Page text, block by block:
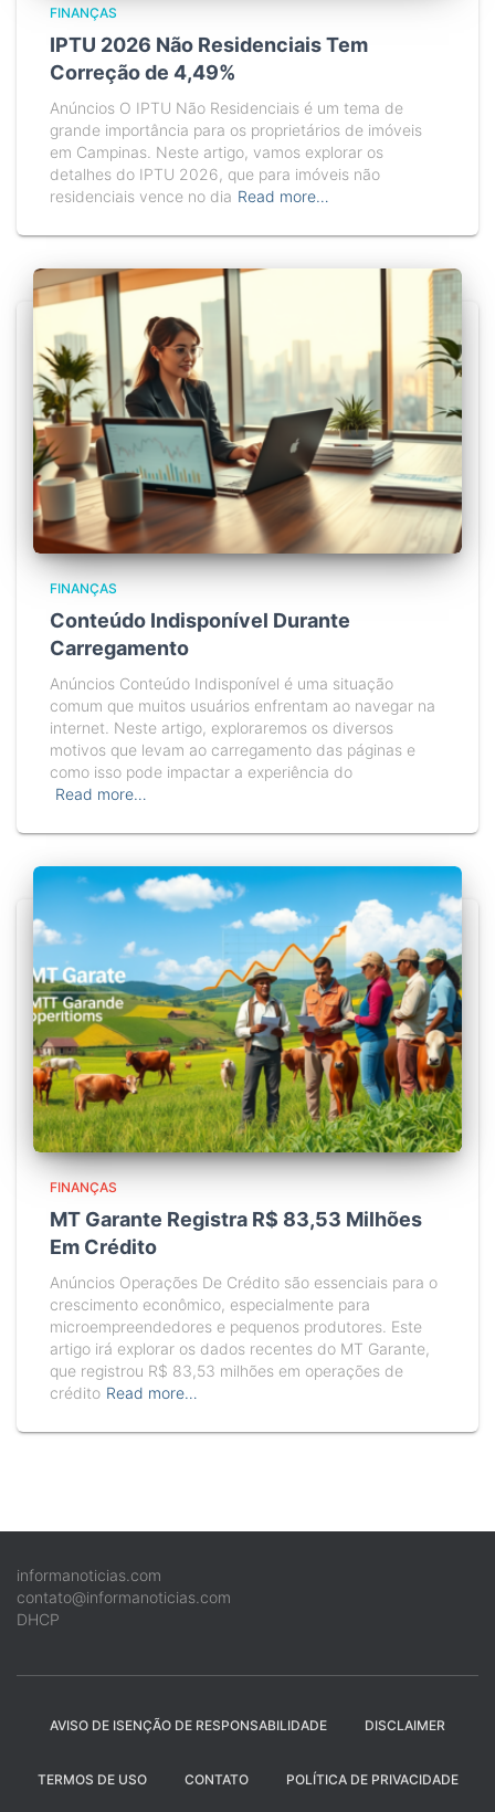
FINANÇAS
IPTU 2026 Não Residenciais Tem
Correção de 4,49%
Anúncios O IPTU Não Residenciais é um tema de
grande importância para os proprietários de imóveis
em Campinas. Neste artigo, vamos explorar os
detalhes do IPTU 2026, que para imóveis não
residenciais vence no dia Read more…
FINANÇAS
Conteúdo Indisponível Durante
Carregamento
Anúncios Conteúdo Indisponível é uma situação
comum que muitos usuários enfrentam ao navegar na
internet. Neste artigo, exploraremos os diversos
motivos que levam ao carregamento das páginas e
como isso pode impactar a experiência do
Read more…
FINANÇAS
MT Garante Registra R$ 83,53 Milhões
Em Crédito
Anúncios Operações De Crédito são essenciais para o
crescimento econômico, especialmente para
microempreendedores e pequenos produtores. Este
artigo irá explorar os dados recentes do MT Garante,
que registrou R$ 83,53 milhões em operações de
crédito Read more…
informanoticias.com
contato@informanoticias.com
DHCP
AVISO DE ISENÇÃO DE RESPONSABILIDADE DISCLAIMER
TERMOS DE USO CONTATO POLÍTICA DE PRIVACIDADE